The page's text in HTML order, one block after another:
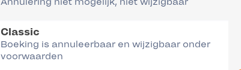
Classic
Boeking is annuleerbaar en wijzigbaar onder
voorwaarden